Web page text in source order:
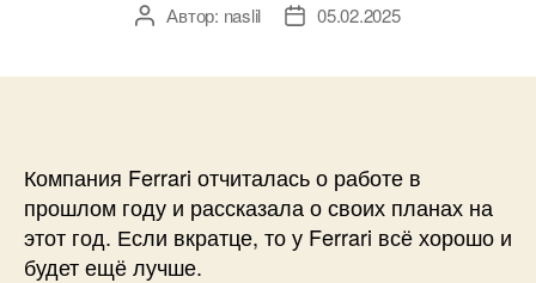
АвторАвтор: naslil
Дата05.02.2025
Компания Ferrari отчиталась о работе в
прошлом году и рассказала о своих планах на
этот год. Если вкратце, то у Ferrari всё хорошо и
будет ещё лучше.